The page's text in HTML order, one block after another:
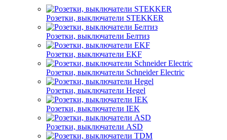
Розетки, выключатели STEKKER
Розетки, выключатели Белтиз
Розетки, выключатели EKF
Розетки, выключатели Schneider Electric
Розетки, выключатели Hegel
Розетки, выключатели IEK
Розетки, выключатели ASD